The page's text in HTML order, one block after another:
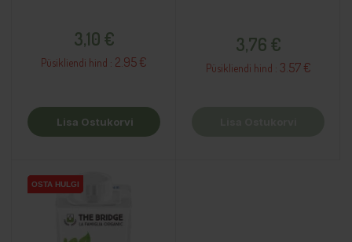
3,10 €
Püsikliendi hind : 2.95 €
Lisa Ostukorvi
3,76 €
Püsikliendi hind : 3.57 €
OSTA HULGI
OSTA HULGI
OSTA HULGI